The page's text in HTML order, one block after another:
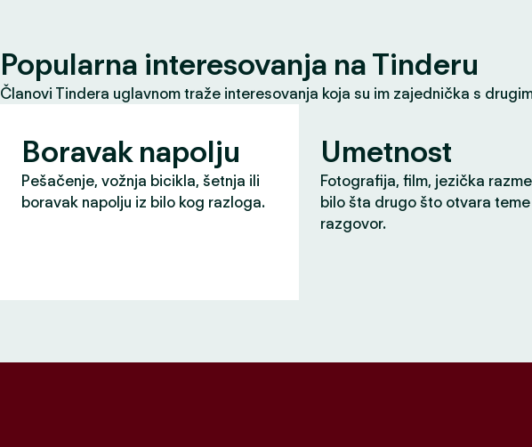
Popularna interesovanja na Tinderu
Članovi Tindera uglavnom traže interesovanja koja su im zajednička s
Boravak napolju
Pešačenje, vožnja bicikla, šetnja ili
boravak napolju iz bilo kog razloga.
Umetnost
Fotografija, film, jezička
bilo šta drugo što otvara
razgovor.